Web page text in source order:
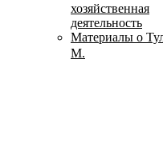
хозяйственная
деятельность
Материалы о
М.